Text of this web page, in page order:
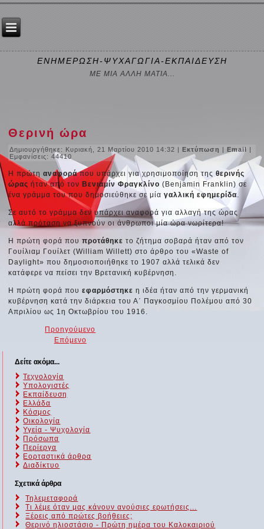
ΕΝΗΜΕΡΩΣΗ-ΨΥΧΑΓΩΓΙΑ-ΕΚΠΑΙΔΕΥΣΗ
ΜΕ ΜΙΑ ΑΛΛΗ ΜΑΤΙΑ...
Θερινή ώρα
Δημιουργήθηκε: Κυριακή, 21 Μαρτίου 2010 14:32 |Εκτύπωση |Email |
Εμφανίσεις: 44410
Η πρώτηαναφοράπου υπάρχει για χρησιμοποίηση τηςθερινής
ώρας ήταν από τον Βενιαμίν Φραγκλίνο (Benjamin Franklin) σε
ένα γράμμα του που δημοσιεύθηκε σε μίαγαλλική εφημερίδα.
Σε αυτό το γράμμα δεν υπάρχει αναφορά για αλλαγή της ώρας
αλλά πρόταση να ξυπνούν οι άνθρωποι μία ώρα νωρίτερα!
Η πρώτη φορά πουπροτάθηκε το ζήτημα σοβαρά ήταν από τον
Γουίλιαμ Γουίλετ (William Willett) στο άρθρο του «Waste of
Daylight» που δημοσιοποιήθηκε το 1907 αλλά τελικά δεν
κατάφερε να πείσει την Βρετανική κυβέρνηση.
Η πρώτη φορά πουεφαρμόστηκε η ιδέα ήταν από την γερμανική
κυβέρνηση κατά την διάρκεια του Α΄ Παγκοσμίου Πολέμου από 30
Απριλίου ως 1η Οκτωβρίου του 1916.
Προηγούμενο
Επόμενο
Δείτε ακόμα...
Τεχνολογία
Υπολογιστές
Εκπαίδευση
Ελλάδα
Κόσμος
Οικολογία
Υγεία - Ψυχολογία
Πρόσωπα
Περίεργα
Εορταστικά άρθρα
Διαδίκτυο
Σχετικά άρθρα
Τηλεμεταφορά
Τι λέμε όταν μας κάνουν ανούσιες ερωτήσεις...
Ξέρεις από πρώτες βοήθειες;
Θερινό ηλιοστάσιο - Πρώτη ημέρα του Καλοκαιριού